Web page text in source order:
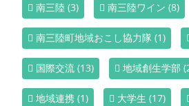
南三陸 (3) 南三陸ワイン (8)
南三陸町地域おこし協力隊 (1)
国際交流 (13) 地域創生学部
地域連携 (1) 大学生 (17)